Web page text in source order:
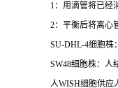
1：用滴管将已经
2：平衡后将离心
SU-DHL-4细胞株
SW48细胞株：人
人WISH细胞供应